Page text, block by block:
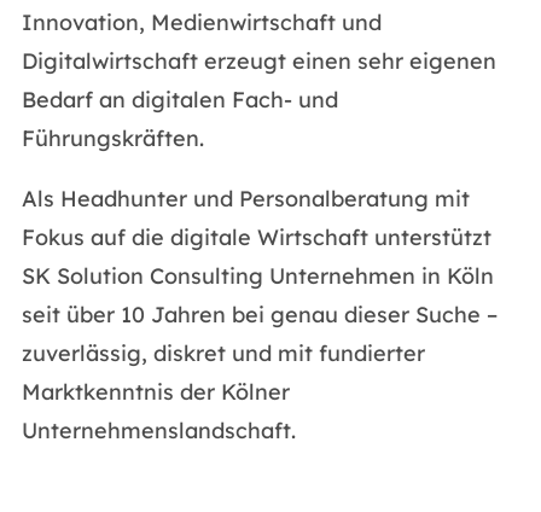
Innovation, Medienwirtschaft und
Digitalwirtschaft erzeugt einen sehr eigenen
Bedarf an digitalen Fach- und
Führungskräften.
Als Headhunter und Personalberatung mit
Fokus auf die digitale Wirtschaft unterstützt
SK Solution Consulting Unternehmen in Köln
seit über 10 Jahren bei genau dieser Suche –
zuverlässig, diskret und mit fundierter
Marktkenntnis der Kölner
Unternehmenslandschaft.